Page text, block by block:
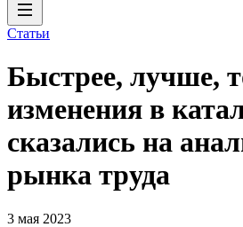
Статьи
Быстрее, лучше,
изменения в
сказались на
рынка труда
3 мая 2023